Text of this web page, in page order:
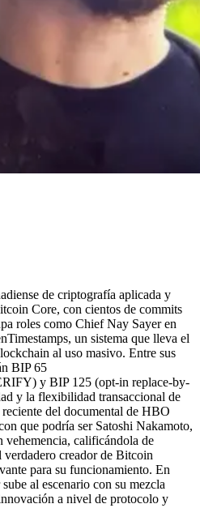
de criptografía aplicada y
Core, con cientos de commits
roles como Chief Nay Sayer en
un sistema que lleva el
al uso masivo. Entre sus
BIP 65
y BIP 125 (opt-in replace-by-
y la flexibilidad transaccional de
del documental de HBO
que podría ser Satoshi Nakamoto,
vehemencia, calificándola de
creador de Bitcoin
para su funcionamiento. En
al escenario con su mezcla
a nivel de protocolo y